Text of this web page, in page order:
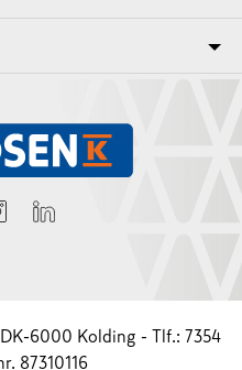
6000 Kolding - Tlf.: 7354
87310116